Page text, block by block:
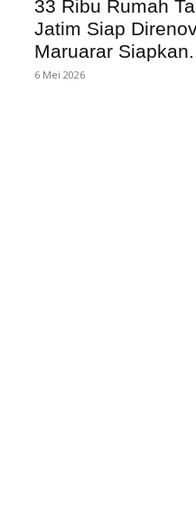
33 Ribu Rumah
Jatim Siap
Maruarar
6 Mei 2026